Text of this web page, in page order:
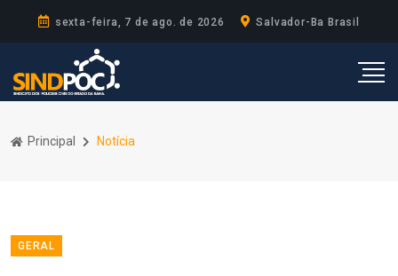
sexta-feira, 7 de ago. de 2026 Salvador-Ba Brasil
Principal Notícia
GERAL